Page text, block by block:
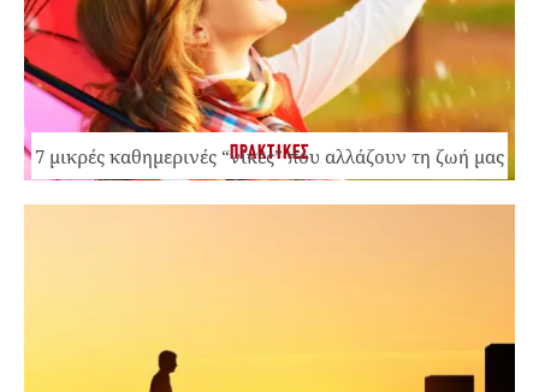
ΠΡΑΚΤΙΚΕΣ
7 μικρές καθημερινές “νίκες” που αλλάζουν τη ζωή μας